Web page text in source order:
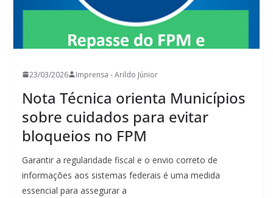
23/03/2026 Imprensa - Arildo Júnior
Nota Técnica orienta Municípios
sobre cuidados para evitar
bloqueios no FPM
Garantir a regularidade fiscal e o envio correto de
informações aos sistemas federais é uma medida
essencial para assegurar a